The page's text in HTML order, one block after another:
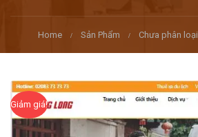
Home Sản Phẩm Chưa phân loại
Giảm giá!